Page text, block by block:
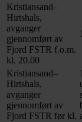
Kristiansand–
Hirtshals,
avganger
gjennomført av
Fjord FSTR f.o.m.
kl. 20.00
Kristiansand–
Hirtshals,
avganger
gjennomført av
Fjord FSTR før kl.